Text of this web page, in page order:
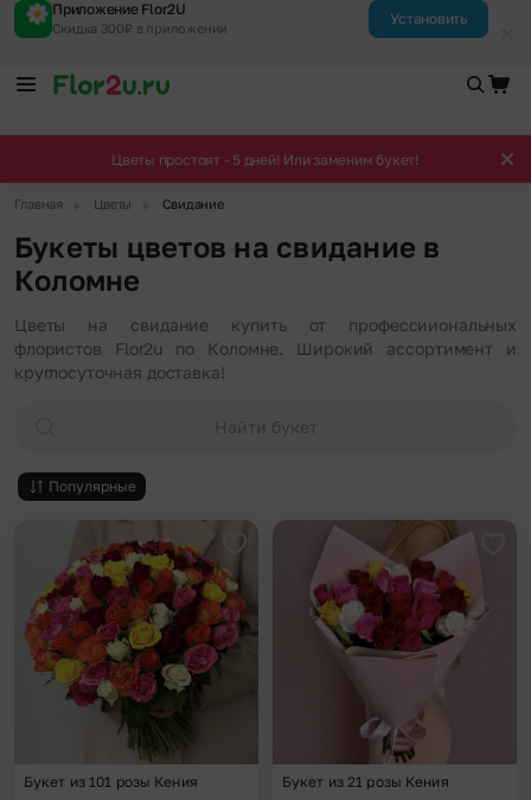
Приложение Flor2U
Скидка 300₽ в приложении
Установить
Цветы простоят - 5 дней! Или заменим букет!
Главная Цветы Свидание
Букеты цветов на свидание в
Коломне
Цветы на свидание купить от профессииональных
флористов Flor2u по Коломне. Широкий ассортимент и
круглосуточная доставка!
Найти букет
Популярные
Добавить в избранное
Букет из 101 розы Кения Букет из 21 розы Кения